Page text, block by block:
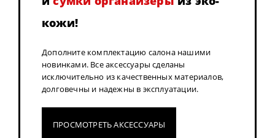
кожи!
Дополните комплектацию салона нашими
новинками. Все аксессуары сделаны
исключительно из качественных материалов,
долговечны и надежны в эксплуатации.
ПРОСМОТРЕТЬ АКСЕССУАРЫ